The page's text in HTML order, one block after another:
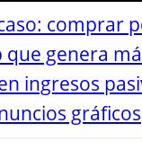
comprar
que genera
ingresos
gráficos